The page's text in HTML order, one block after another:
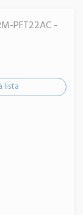
PFT22AC -
lista